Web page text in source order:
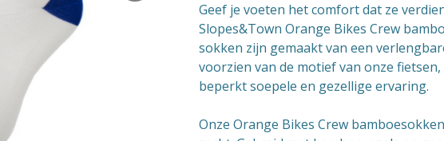
Geef je voeten het comfort dat ze
Slopes&Town Orange Bikes Crew
sokken zijn gemaakt van een
voorzien van de motief van onze
beperkt soepele en gezellige ervaring.
Onze Orange Bikes Crew